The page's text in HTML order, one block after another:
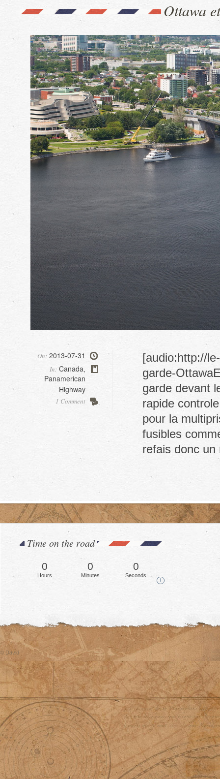
Ottawa
On: 2013-07-31
In: Canada
Panamerican
Highway
1 Comment
[audio:http://
garde-
garde devant
rapide
pour la
fusibles
refais donc
Time on the road
0
Hours
0
Minutes
0
Seconds
i
© David